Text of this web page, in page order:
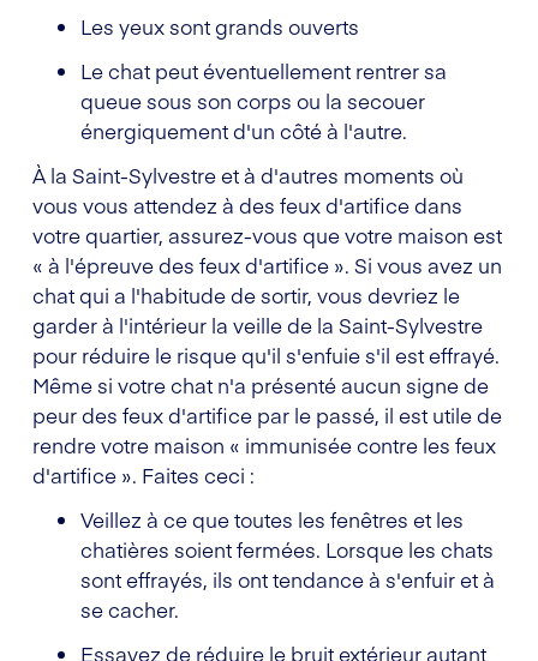
Les yeux sont grands ouverts
Le chat peut éventuellement rentrer sa
queue sous son corps ou la secouer
énergiquement d'un côté à l'autre.
À la Saint-Sylvestre et à d'autres moments où
vous vous attendez à des feux d'artifice dans
votre quartier, assurez-vous que votre maison est
« à l'épreuve des feux d'artifice ». Si vous avez un
chat qui a l'habitude de sortir, vous devriez le
garder à l'intérieur la veille de la Saint-Sylvestre
pour réduire le risque qu'il s'enfuie s'il est effrayé.
Même si votre chat n'a présenté aucun signe de
peur des feux d'artifice par le passé, il est utile de
rendre votre maison « immunisée contre les feux
d'artifice ». Faites ceci :
Veillez à ce que toutes les fenêtres et les
chatières soient fermées. Lorsque les chats
sont effrayés, ils ont tendance à s'enfuir et à
se cacher.
Essayez de réduire le bruit extérieur autant